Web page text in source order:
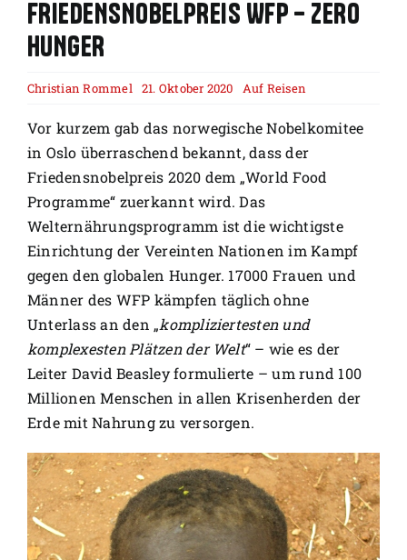
FRIEDENSNOBELPREIS WFP – ZERO
HUNGER
Christian Rommel 21. Oktober 2020 Auf Reisen
Vor kurzem gab das norwegische Nobelkomitee
in Oslo überraschend bekannt, dass der
Friedensnobelpreis 2020 dem „World Food
Programme“ zuerkannt wird. Das
Welternährungsprogramm ist die wichtigste
Einrichtung der Vereinten Nationen im Kampf
gegen den globalen Hunger. 17000 Frauen und
Männer des WFP kämpfen täglich ohne
Unterlass an den „kompliziertesten und
komplexesten Plätzen der Welt“ – wie es der
Leiter David Beasley formulierte – um rund 100
Millionen Menschen in allen Krisenherden der
Erde mit Nahrung zu versorgen.